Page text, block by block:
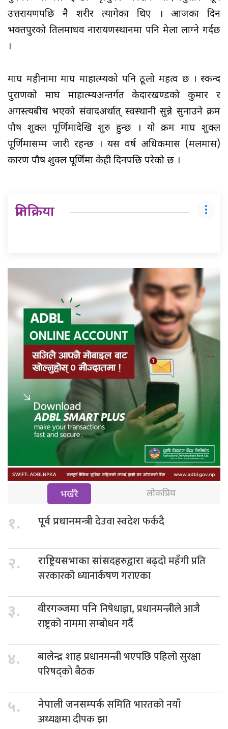
उत्तरायणपछि नै शरीर त्यागेका थिए । आजका दिन
भक्तपुरको तिलमाधव नारायणस्थानमा पनि मेला लाग्ने गर्दछ
।
माघ महीनामा माघ माहात्म्यको पनि ठूलो महत्व छ । स्कन्द
पुराणको माघ माहात्म्यअन्तर्गत केदारखण्डको कुमार र
अगस्त्यबीच भएको संवादअर्थात् स्वस्थानी सुन्ने सुनाउने क्रम
पौष शुक्ल पूर्णिमादेखि शुरु हुन्छ । यो क्रम माघ शुक्ल
पूर्णिमासम्म जारी रहन्छ । यस वर्ष अधिकमास (मलमास)
कारण पौष शुक्ल पूर्णिमा केही दिनपछि परेको छ ।
प्रतिक्रिया
भर्खरै लोकप्रिय
१. पूर्व प्रधानमन्त्रीदेउवा स्वदेश फर्कदै
२. राष्ट्रियसभाका सांसदहरुद्वाराबढ्दो महँगी प्रति
सरकारको ध्यानार्कषण गराएका
३. वीरगञ्जमा पनिनिषेधाज्ञा, प्रधानमन्त्रीले आजै
राष्ट्रको नाममा सम्बोधन गर्दै
४. बालेन्द्र शाहप्रधानमन्त्री भएपछि पहिलो सुरक्षा
परिषद्को बैठक
५. नेपाली जनसम्पर्कसमिति भारतको नयाँ
अध्यक्षमा दीपक झा